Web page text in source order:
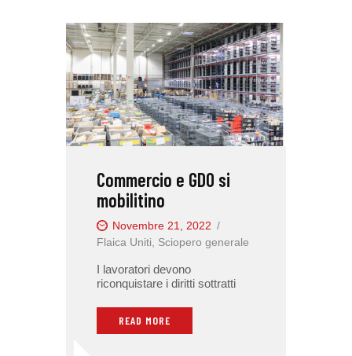
Commercio e GDO si
mobilitino
Novembre 21, 2022
Flaica Uniti
Sciopero generale
I lavoratori devono
riconquistare i diritti sottratti
READ MORE